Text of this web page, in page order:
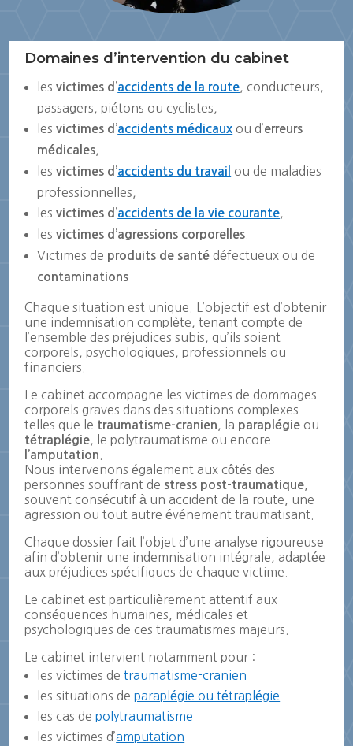
Domaines d’intervention du cabinet
lesvictimes d’accidents de la route, conducteurs,
passagers, piétons ou cyclistes,
les victimes d’accidents médicaux ou d’erreurs
médicales,
lesvictimes d’accidents du travail
ou de maladies
professionnelles,
lesvictimes d’accidents de la vie courante,
lesvictimes d’agressions corporelles
Victimes de produits de santé défectueux ou de
contaminations
Chaque situation est unique. L’objectif est d’obtenir
une indemnisation complète, tenant compte de
l’ensemble des préjudices subis, qu’ils soient
corporels, psychologiques, professionnels ou
financiers.
Le cabinet accompagne les victimes de dommages
corporels graves dans des situations complexes
telles que le traumatisme-cranien , la paraplégie ou
tétraplégie, le polytraumatisme ou encore
l’amputation
Nous intervenons également aux côtés des
personnes souffrant de stress post-traumatique,
souvent consécutif à un accident de la route, une
agression ou tout autre événement traumatisant.
Chaque dossier fait l’objet d’une analyse rigoureuse
afin d’obtenir une indemnisation intégrale, adaptée
aux préjudices spécifiques de chaque victime.
Le cabinet est particulièrement attentif aux
conséquences humaines, médicales et
psychologiques de ces traumatismes majeurs.
Le cabinet intervient notamment pour :
les victimes detraumatisme-cranien
les situations deparaplégie ou tétraplégie
les cas depolytraumatisme
les victimes d’amputation